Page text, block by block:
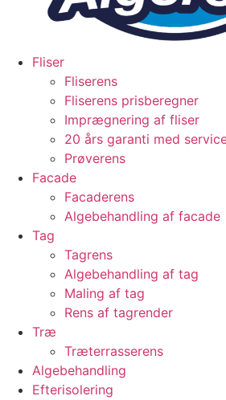
Fliser
Fliserens
Fliserens prisberegner
Imprægnering af fliser
20 års garanti med
Prøverens
Facade
Facaderens
Algebehandling af facade
Tag
Tagrens
Algebehandling af tag
Maling af tag
Rens af tagrender
Træ
Træterrasserens
Algebehandling
Efterisolering